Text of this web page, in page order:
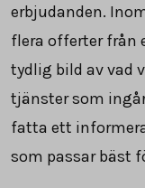
erbjudanden.
flera offerter från
tydlig bild av vad
tjänster som
fatta ett
som passar bäst